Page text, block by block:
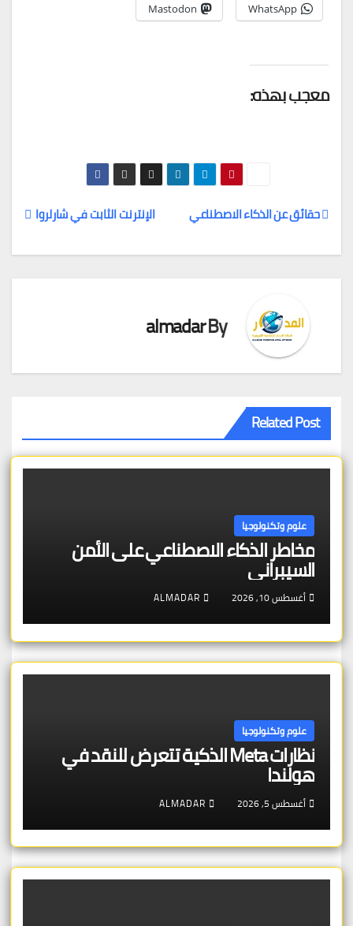
WhatsApp
Mastodon
معجب بهذه:
تصفّح
الإنترنت الثابت في شارلروا حقائق عن الذكاء الاصطناعي
By
almadar
Related Post
علوم وتكنولوجيا
مخاطر الذكاء الاصطناعي على الأمن
السيبراني
أغسطس 10, 2026 ALMADAR
علوم وتكنولوجيا
نظارات Meta الذكية تتعرض للنقد في
هولندا
أغسطس 5, 2026 ALMADAR